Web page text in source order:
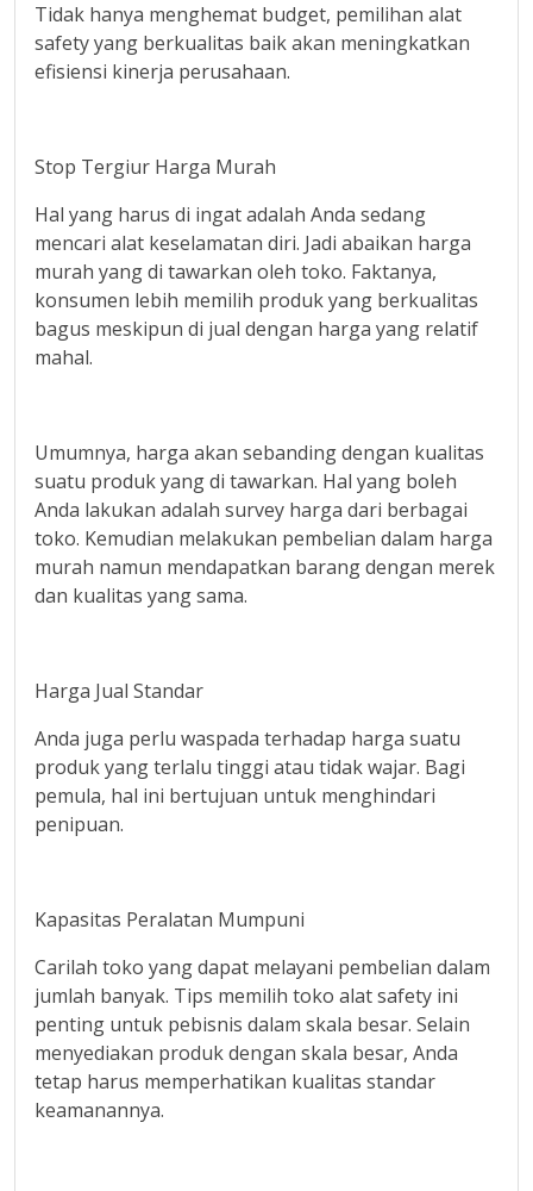
Tidak hanya menghemat budget, pemilihan alat
safety yang berkualitas baik akan meningkatkan
efisiensi kinerja perusahaan.
Stop Tergiur Harga Murah
Hal yang harus di ingat adalah Anda sedang
mencari alat keselamatan diri. Jadi abaikan harga
murah yang di tawarkan oleh toko. Faktanya,
konsumen lebih memilih produk yang berkualitas
bagus meskipun di jual dengan harga yang relatif
mahal.
Umumnya, harga akan sebanding dengan kualitas
suatu produk yang di tawarkan. Hal yang boleh
Anda lakukan adalah survey harga dari berbagai
toko. Kemudian melakukan pembelian dalam harga
murah namun mendapatkan barang dengan merek
dan kualitas yang sama.
Harga Jual Standar
Anda juga perlu waspada terhadap harga suatu
produk yang terlalu tinggi atau tidak wajar. Bagi
pemula, hal ini bertujuan untuk menghindari
penipuan.
Kapasitas Peralatan Mumpuni
Carilah toko yang dapat melayani pembelian dalam
jumlah banyak. Tips memilih toko alat safety ini
penting untuk pebisnis dalam skala besar. Selain
menyediakan produk dengan skala besar, Anda
tetap harus memperhatikan kualitas standar
keamanannya.